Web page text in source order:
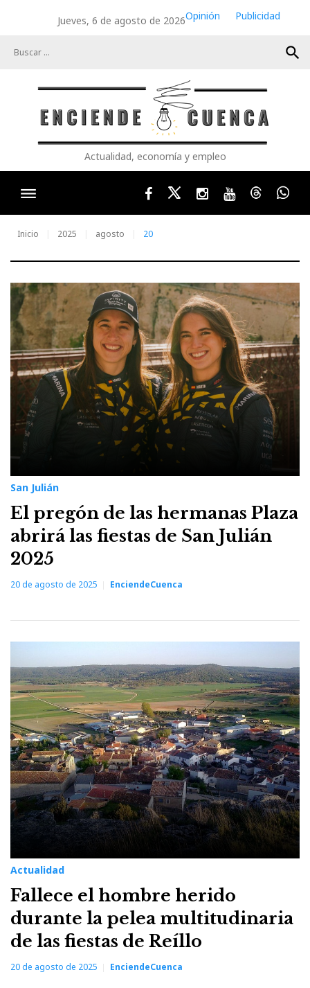
Jueves, 6 de agosto de 2026Opinión
Publicidad
search
Actualidad, economía y empleo
FacebookTwitterInstagram
YoutubeThreads
Inicio 2025 agosto 20
Día:
20
de
agosto
de
2025
San Julián
El pregón de las hermanas Plaza
abrirá las fiestas de San Julián
2025
20 de agosto de 2025 EnciendeCuenca
Actualidad
Fallece el hombre herido
durante la pelea multitudinaria
de las fiestas de Reíllo
20 de agosto de 2025 EnciendeCuenca